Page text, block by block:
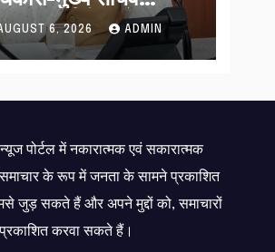
एसईओसी से मुख्य
ने की विस्तृत समीक्षा
बंद सड़कों को शीघ्र
6, 2026 ADMIN
न्यूज पोर्टल में नकारात्मक एवं सकारात्मक
समाचार के रूप में जनता के सामने प्रकाशित
जुड़ सकते हैं और अपने मुद्दों को, समाचारों
करवा सकते हैं।